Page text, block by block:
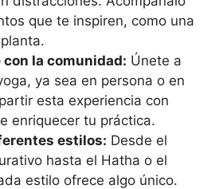
que te inspiren, como una
la comunidad: Únete a
ya sea en persona o en
esta experiencia con
enriquecer tu práctica.
estilos: Desde el
hasta el Hatha o el
estilo ofrece algo único.